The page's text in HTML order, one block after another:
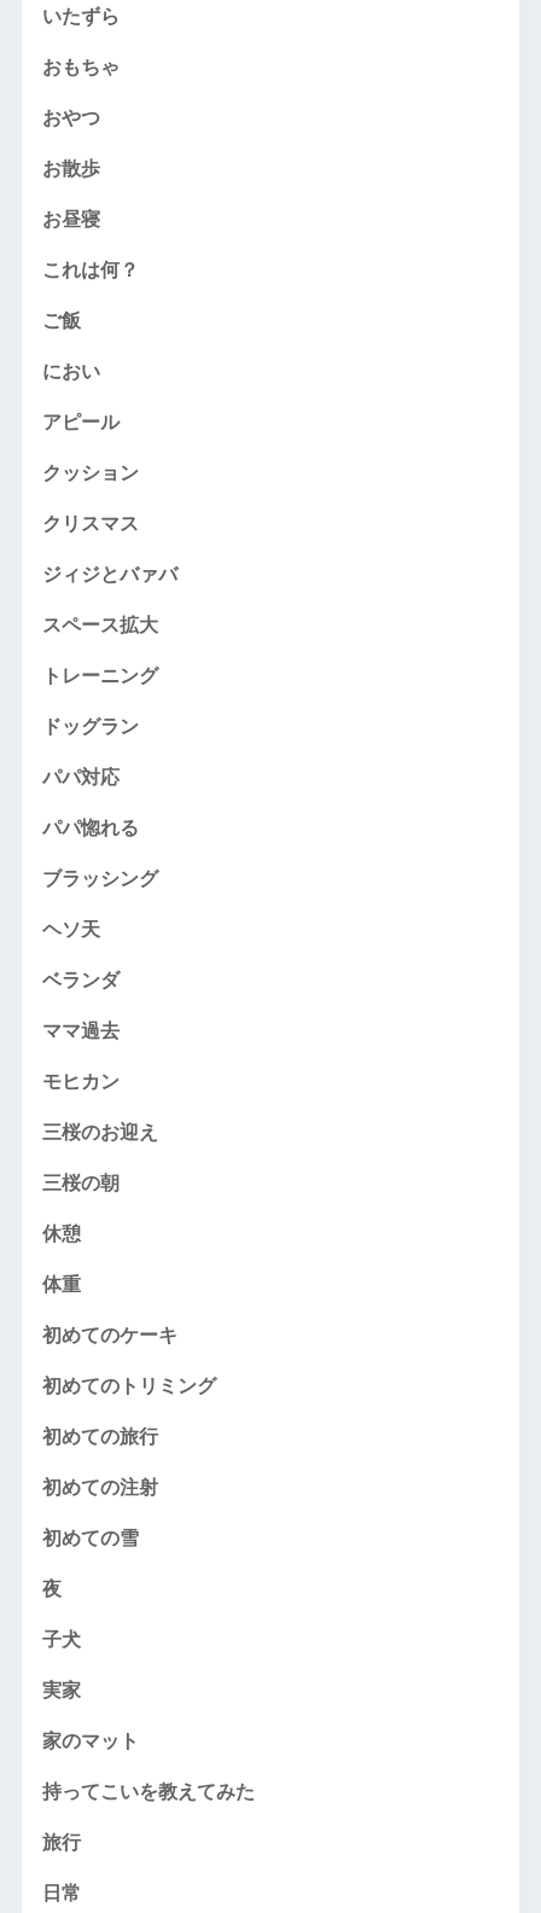
いたずら
おもちゃ
おやつ
お散歩
お昼寝
これは何？
ご飯
におい
アピール
クッション
クリスマス
ジィジとバァバ
スペース拡大
トレーニング
ドッグラン
パパ対応
パパ惚れる
ブラッシング
ヘソ天
ベランダ
ママ過去
モヒカン
三桜のお迎え
三桜の朝
休憩
体重
初めてのケーキ
初めてのトリミング
初めての旅行
初めての注射
初めての雪
夜
子犬
実家
家のマット
持ってこいを教えてみた
旅行
日常